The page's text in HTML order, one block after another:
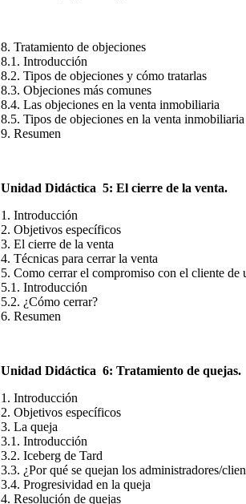
8. Tratamiento de objeciones
8.1. Introducción
8.2. Tipos de objeciones y cómo tratarlas
8.3. Objeciones más comunes
8.4. Las objeciones en la venta inmobiliaria
8.5. Tipos de objeciones en la venta inmobiliaria
9. Resumen
Unidad Didáctica 5: El cierre de la venta.
1. Introducción
2. Objetivos específicos
3. El cierre de la venta
4. Técnicas para cerrar la venta
5. Como cerrar el compromiso con el cliente de
5.1. Introducción
5.2. ¿Cómo cerrar?
6. Resumen
Unidad Didáctica 6: Tratamiento de quejas.
1. Introducción
2. Objetivos específicos
3. La queja
3.1. Introducción
3.2. Iceberg de Tard
3.3. ¿Por qué se quejan los administradores/
3.4. Progresividad en la queja
4. Resolución de quejas